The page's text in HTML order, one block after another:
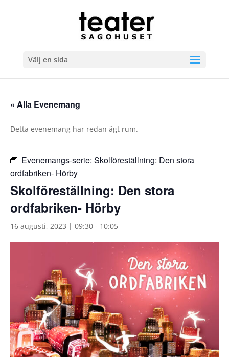
Välj en sida
« Alla Evenemang
Detta evenemang har redan ägt rum.
Evenemangs-serie: Skolföreställning: Den stora
ordfabriken- Hörby
Skolföreställning: Den stora
ordfabriken- Hörby
16 augusti, 2023 | 09:30 - 10:05